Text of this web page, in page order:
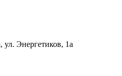
ул. Энергетиков, 1а